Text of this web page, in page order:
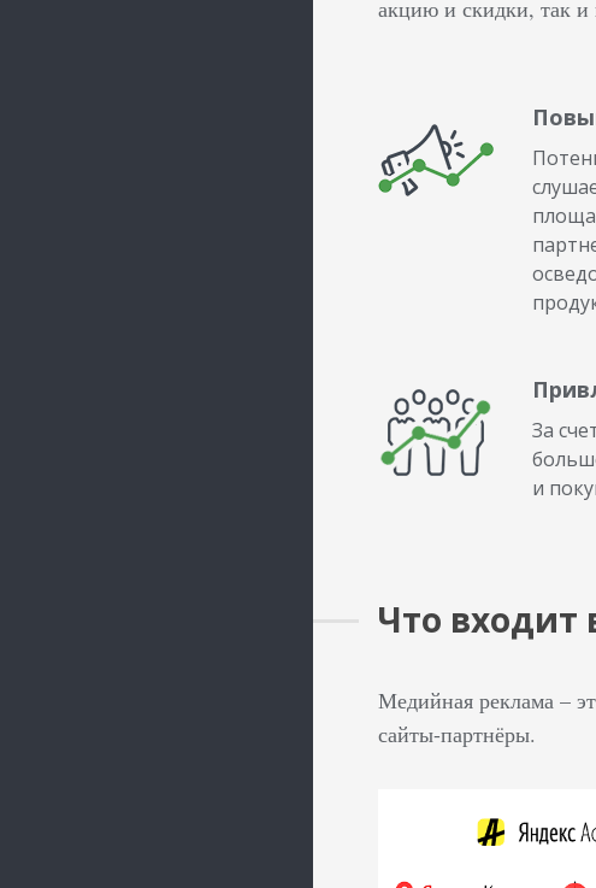
акцию и скидки, так и
За
и
Что входит
Медийная реклама –
сайты-партнёры.